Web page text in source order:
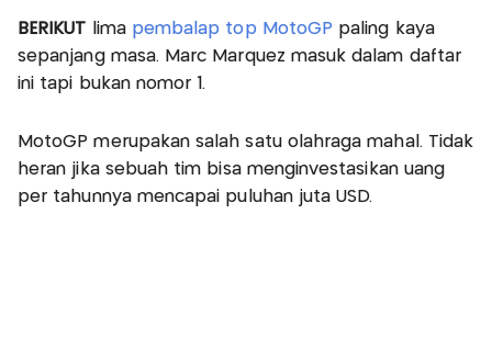
BERIKUT lima pembalap top MotoGP paling kaya
sepanjang masa. Marc Marquez masuk dalam daftar
ini tapi bukan nomor 1.
MotoGP merupakan salah satu olahraga mahal. Tidak
heran jika sebuah tim bisa menginvestasikan uang
per tahunnya mencapai puluhan juta USD.